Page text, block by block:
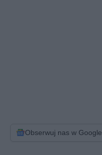
Obserwuj nas w Google